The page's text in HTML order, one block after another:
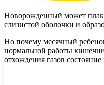
Новорожденный может
слизистой оболочки и
Но почему месячный
нормальной работы
отхождения газов
Плач